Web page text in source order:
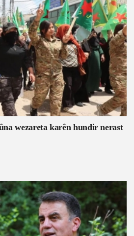
wezareta karên hundir nerast